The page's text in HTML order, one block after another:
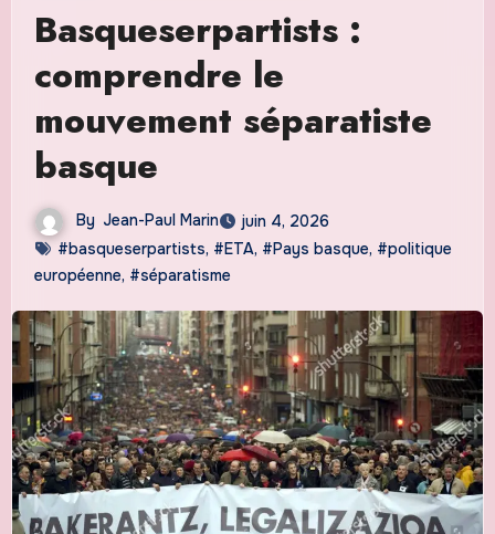
Basqueserpartists :
comprendre le
mouvement séparatiste
basque
By Jean-Paul Marin
juin 4, 2026
#basqueserpartists, #ETA, #Pays basque, #politique
européenne, #séparatisme